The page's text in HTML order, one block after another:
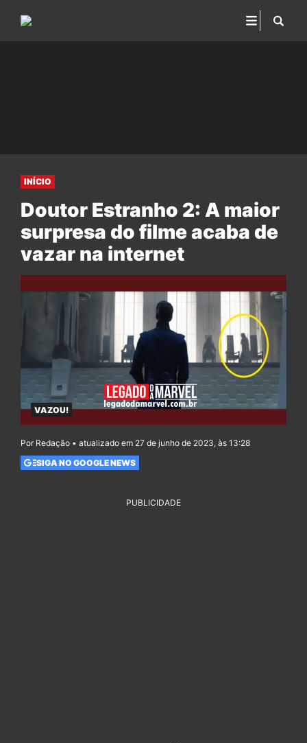
INÍCIO
Doutor Estranho 2: A maior
surpresa do filme acaba de
vazar na internet
VAZOU!
Por Redação • atualizado em 27 de junho de 2023, às 13:28
SIGA NO GOOGLE NEWS
PUBLICIDADE